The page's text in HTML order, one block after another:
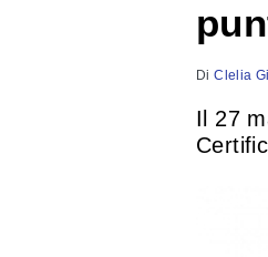
DiClelia
Il 27